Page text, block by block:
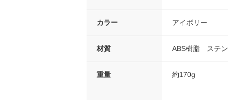
カラー アイボリー
材質 ABS樹脂 ステン
重量 約170g